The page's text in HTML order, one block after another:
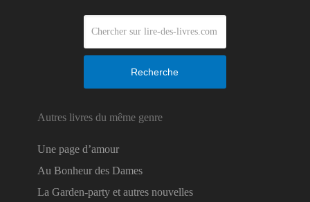
Recherche
Autres livres du même genre
Une page d’amour
Au Bonheur des Dames
La Garden-party et autres nouvelles